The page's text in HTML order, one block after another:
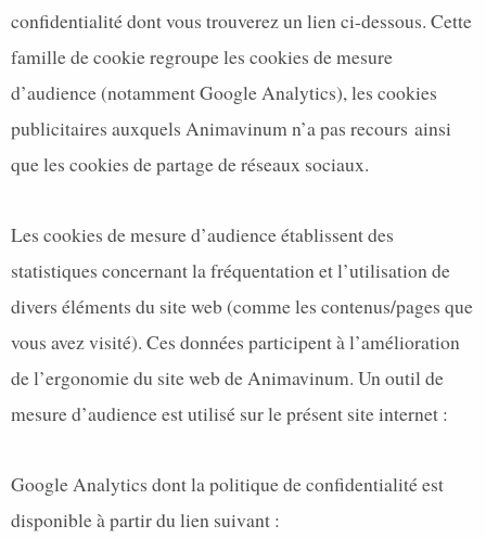
confidentialité dont vous trouverez un lien ci-dessous. Cette
famille de cookie regroupe les cookies de mesure
d’audience (notamment Google Analytics), les cookies
publicitaires auxquels Animavinum n’a pas recours ainsi
que les cookies de partage de réseaux sociaux.
Les cookies de mesure d’audience établissent des
statistiques concernant la fréquentation et l’utilisation de
divers éléments du site web (comme les contenus/pages que
vous avez visité). Ces données participent à l’amélioration
de l’ergonomie du site web de Animavinum. Un outil de
mesure d’audience est utilisé sur le présent site internet :
Google Analytics dont la politique de confidentialité est
disponible à partir du lien suivant :